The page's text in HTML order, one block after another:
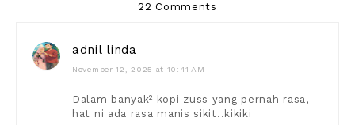
22 Comments
adnil linda
November 12, 2025 at 10:41 AM
Dalam banyak² kopi zuss yang pernah rasa,
hat ni ada rasa manis sikit..kikiki